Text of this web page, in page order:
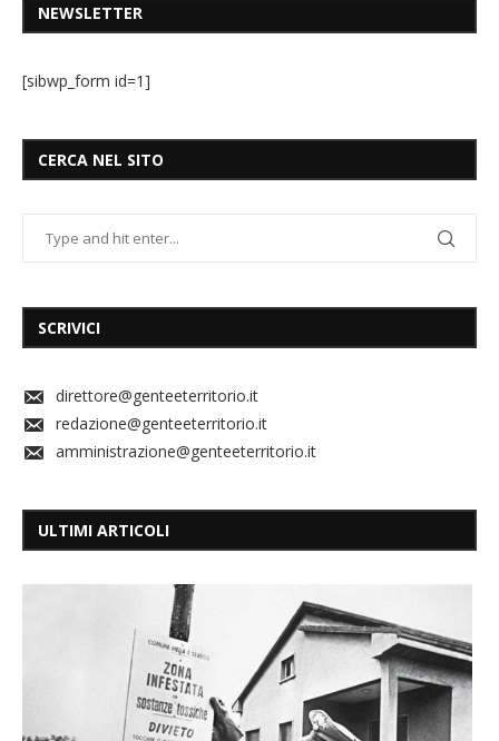
NEWSLETTER
[sibwp_form id=1]
CERCA NEL SITO
SCRIVICI
direttore@genteeterritorio.it
redazione@genteeterritorio.it
amministrazione@genteeterritorio.it
ULTIMI ARTICOLI